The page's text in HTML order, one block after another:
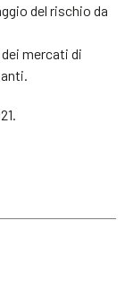
del rischio da
mercati di